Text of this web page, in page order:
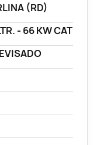
(RD)
- 66 KW CAT